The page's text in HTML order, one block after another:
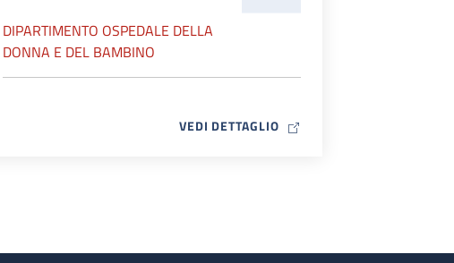
DIPARTIMENTO OSPEDALE DELLA
DONNA E DEL BAMBINO
VEDI DETTAGLIOMAP ICON